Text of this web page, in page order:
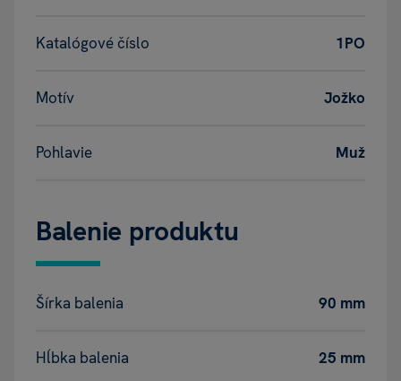
Katalógové číslo 1PO
Motív Jožko
Pohlavie Muž
Balenie produktu
Šírka balenia 90 mm
Hĺbka balenia 25 mm